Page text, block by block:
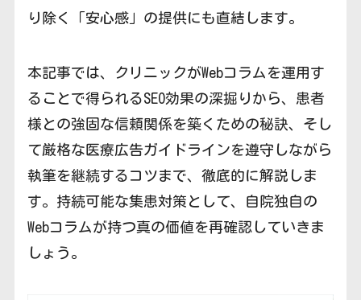
り除く「安心感」の提供にも直結します。
本記事では、クリニックがWebコラムを運用す
ることで得られるSEO効果の深掘りから、患者
様との強固な信頼関係を築くための秘訣、そし
て厳格な医療広告ガイドラインを遵守しながら
執筆を継続するコツまで、徹底的に解説しま
す。持続可能な集患対策として、自院独自の
Webコラムが持つ真の価値を再確認していきま
しょう。